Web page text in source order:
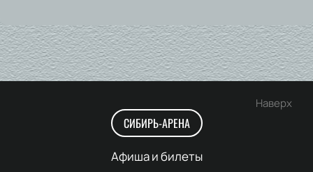
Наверх
СИБИРЬ-АРЕНА
Афиша и билеты